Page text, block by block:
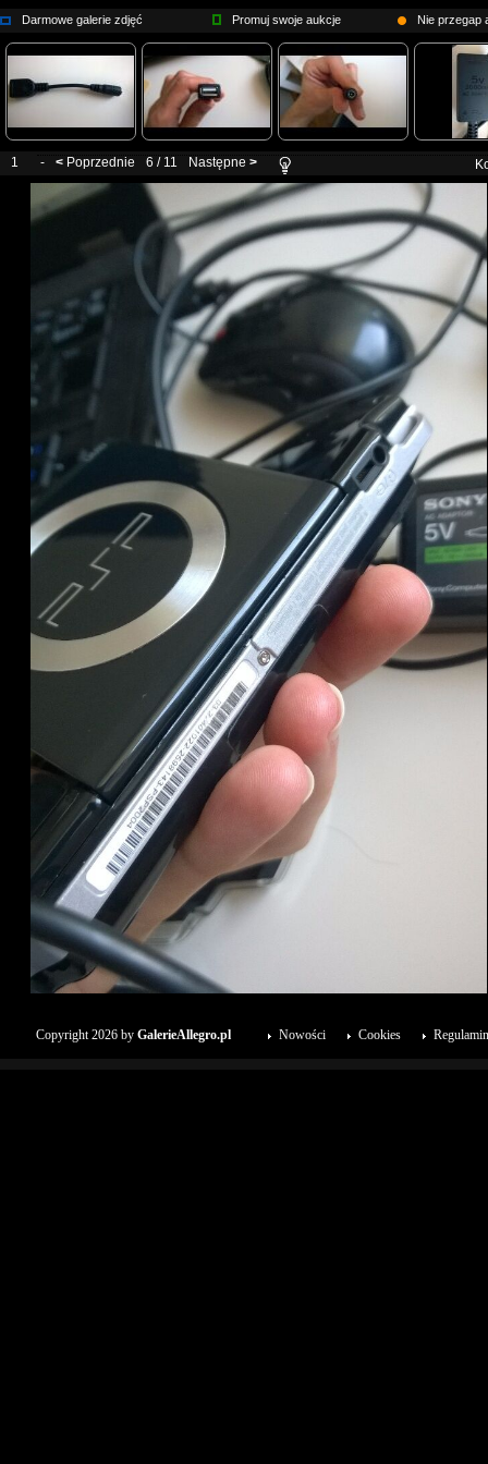
Darmowe galerie zdjęć Promuj swoje aukcje Nie przegap
1 - < Poprzednie 6 / 11 Następne >
Copyright 2026 by GalerieAllegro.pl Regulamin
Cookies
Nowości